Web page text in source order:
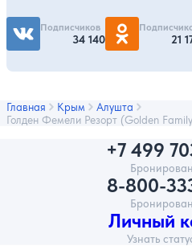
Подписчиков
34 140 21
Главная Крым
Алушта
Голден Фемели Резорт (Golden
+7 499
8-800-
Личный
Узнать